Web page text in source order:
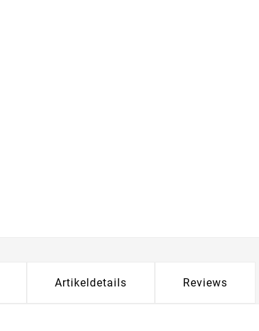
Artikeldetails Reviews